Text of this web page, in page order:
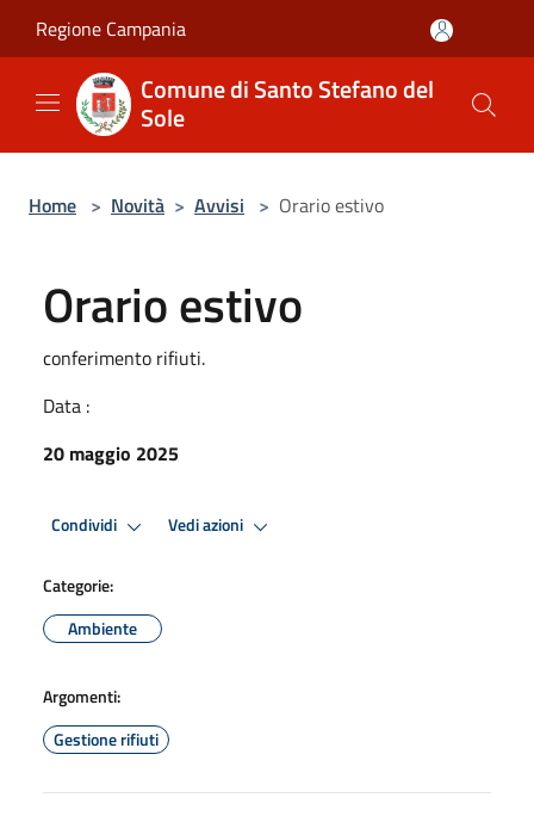
Regione Campania
Comune di Santo Stefano del
Sole
Home > Novità > Avvisi > Orario estivo
Orario estivo
conferimento rifiuti.
Data :
20 maggio 2025
Condividi Vedi azioni
Categorie:
Ambiente
Argomenti:
Gestione rifiuti